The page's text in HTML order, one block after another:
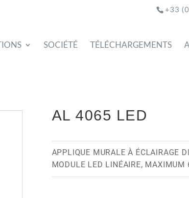
+33
SOCIÉTÉ TÉLÉCHARGEMENTS
AL 4065 LED
APPLIQUE MURALE À ÉCLAIRAGE
MODULE LED LINÉAIRE, MAXIMUM